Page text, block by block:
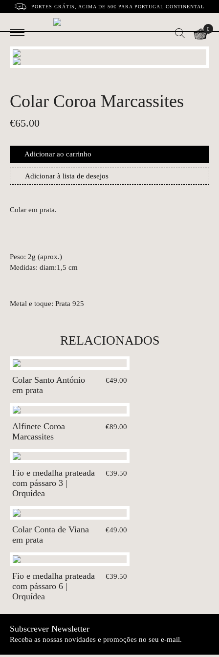
PORTES GRÁTIS, ACIMA DE 50€ PARA PORTUGAL CONTINENTAL
0
Colar Coroa Marcassites
€65.00
Adicionar ao carrinho
Adicionar à lista de desejos
Colar em prata.
Peso: 2g (aprox.)
Medidas: diam:1,5 cm
Metal e toque: Prata 925
RELACIONADOS
Colar Santo António
em prata
€49.00
Alfinete Coroa
Marcassites
€89.00
Fio e medalha prateada
com pássaro 3 |
Orquídea
€39.50
Colar Conta de Viana
em prata
€49.00
Fio e medalha prateada
com pássaro 6 |
Orquídea
€39.50
Subscrever Newsletter
Receba as nossas novidades e promoções no seu e-mail.